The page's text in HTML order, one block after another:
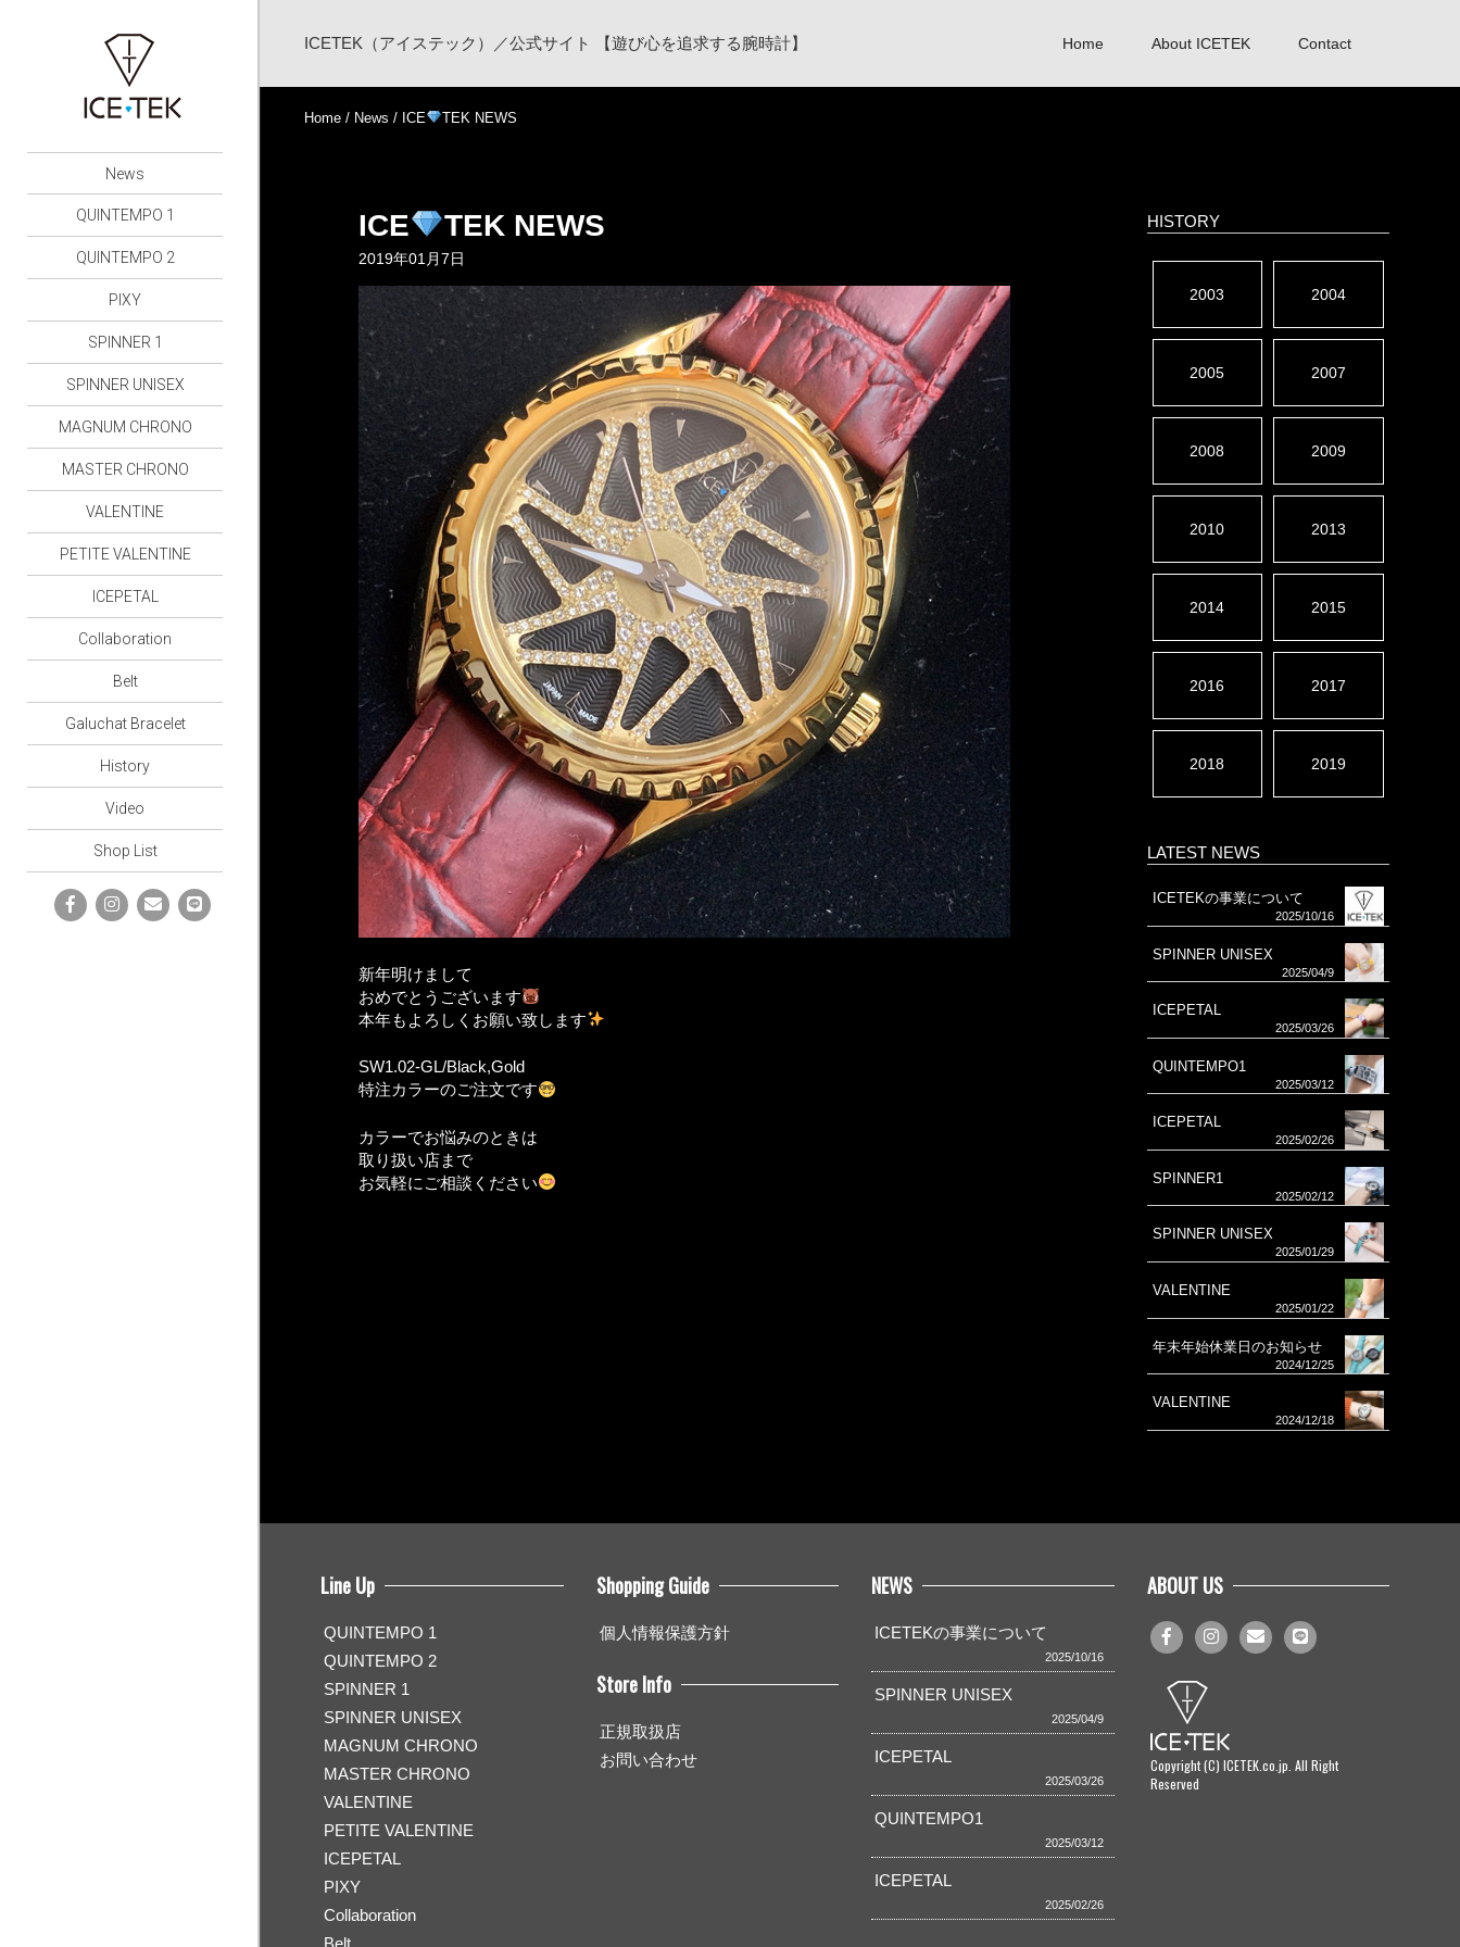
ICETEK（アイステック）／公式サイト 【遊び心を追求する腕時計】 Home About ICETEK Contact
News
QUINTEMPO 1
QUINTEMPO 2
PIXY
SPINNER 1
SPINNER UNISEX
MAGNUM CHRONO
MASTER CHRONO
VALENTINE
PETITE VALENTINE
ICEPETAL
Collaboration
Belt
Galuchat Bracelet
History
Video
Shop List
Home / News / ICE TEK NEWS
ICE TEK NEWS
2019年01月7日
新年明けまして
おめでとうございます
本年もよろしくお願い致します
SW1.02-GL/Black,Gold
特注カラーのご注文です
カラーでお悩みのときは
取り扱い店まで
お気軽にご相談ください
HISTORY
2003 2004
2005 2007
2008 2009
2010 2013
2014 2015
2016 2017
2018 2019
LATEST NEWS
ICETEKの事業について
2025/10/16
SPINNER UNISEX
2025/04/9
ICEPETAL
2025/03/26
QUINTEMPO1
2025/03/12
ICEPETAL
2025/02/26
SPINNER1
2025/02/12
SPINNER UNISEX
2025/01/29
VALENTINE
2025/01/22
年末年始休業日のお知らせ
2024/12/25
VALENTINE
2024/12/18
Line Up
QUINTEMPO 1
QUINTEMPO 2
SPINNER 1
SPINNER UNISEX
MAGNUM CHRONO
MASTER CHRONO
VALENTINE
PETITE VALENTINE
ICEPETAL
PIXY
Collaboration
Belt
Shopping Guide
個人情報保護方針
Store Info
正規取扱店
お問い合わせ
NEWS
ICETEKの事業について
2025/10/16
SPINNER UNISEX
2025/04/9
ICEPETAL
2025/03/26
QUINTEMPO1
2025/03/12
ICEPETAL
2025/02/26
ABOUT US
Copyright (C) ICETEK.co.jp. All Right
Reserved